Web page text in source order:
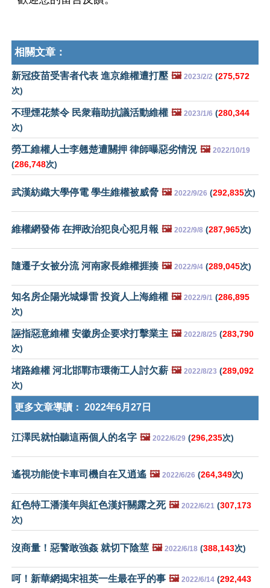
相關文章：
新冠疫苗受害者代表 進京維權遭打壓 🖼️ 2023/2/2 (275,572
次)
不理煙花禁令 民衆藉助抗議活動維權 🖼️ 2023/1/6 (280,344
次)
勞工維權人士李翹楚遭關押 律師曝惡劣情況 🖼️ 2022/10/19
(286,748次)
武漢紡織大學停電 學生維權被威脅 🖼️ 2022/9/26 (292,835次)
維權網發佈 在押政治犯良心犯月報 🖼️ 2022/9/8 (287,965次)
隨遷子女被分流 河南家長維權捱揍 🖼️ 2022/9/4 (289,045次)
知名房企陽光城爆雷 投資人上海維權 🖼️ 2022/9/1 (286,895
次)
誣指惡意維權 安徽房企要求打擊業主 🖼️ 2022/8/25 (283,790
次)
堵路維權 河北邯鄲市環衛工人討欠薪 🖼️ 2022/8/23 (289,092
次)
更多文章導讀： 2022年6月27日
江澤民就怕聽這兩個人的名字 🖼️ 2022/6/29 (296,235次)
遙視功能使卡車司機自在又逍遙 🖼️ 2022/6/26 (264,349次)
紅色特工潘漢年與紅色漢奸關露之死 🖼️ 2022/6/21 (307,173
次)
沒商量！惡警敢強姦 就切下陰莖 🖼️ 2022/6/18 (388,143次)
呵！新華網揭宋祖英一生最在乎的事 🖼️ 2022/6/14 (292,443